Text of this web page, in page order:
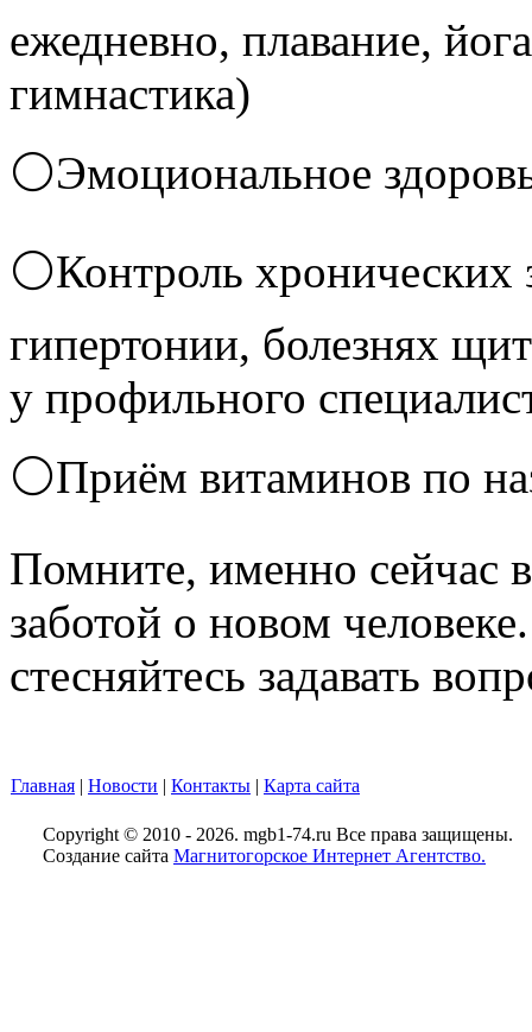
ежедневно, плавание,
гимнастика)
⚪Эмоциональное
⚪Контроль хронических
гипертонии, болезнях
у профильного
⚪Приём витаминов по
Помните, именно сейчас
заботой о новом
стесняйтесь задавать
Главная | Новости | Контакты | Карта сайта
Copyright © 2010 - 2026. mgb1-74.ru Все права защищены.
Создание сайта Магнитогорское Интернет Агентство.